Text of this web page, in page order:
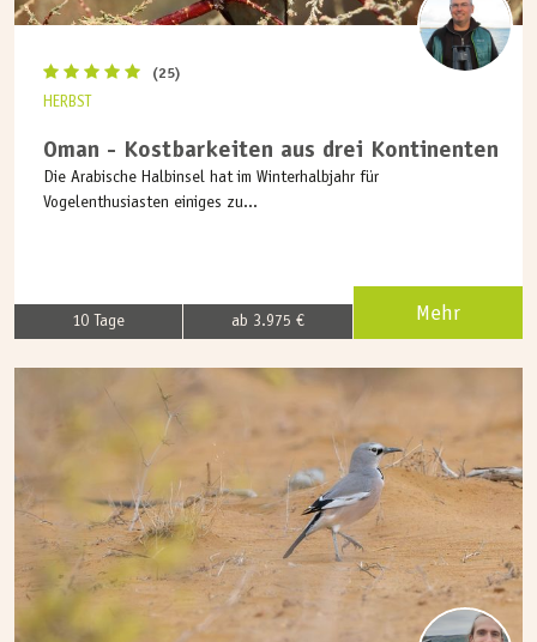
(25)
HERBST
Oman - Kostbarkeiten aus drei Kontinenten
Die Arabische Halbinsel hat im Winterhalbjahr für
Vogelenthusiasten einiges zu...
10 Tage ab 3.975 € Mehr